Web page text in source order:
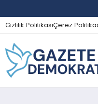
Gizlilik PolitikasıÇerez